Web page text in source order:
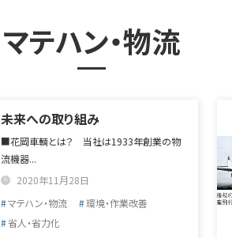
マテハン・物流
未来への取り組み
■花岡車輌とは？ 当社は1933年創業の物
流機器...
2020年11月28日
マテハン・物流
環境・作業改善
省人・省力化